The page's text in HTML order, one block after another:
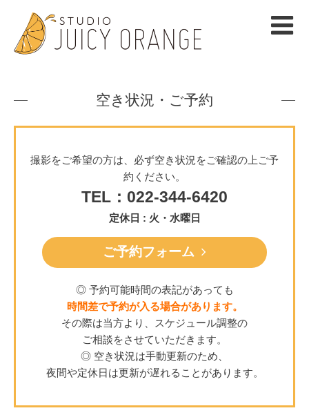
空き状況・ご予約
撮影をご希望の方は、必ず空き状況をご確認の上ご予
約ください。
TEL：022-344-6420
定休日 : 火・水曜日
ご予約フォーム
◎ 予約可能時間の表記があっても
時間差で予約が入る場合があります。
その際は当方より、スケジュール調整の
ご相談をさせていただきます。
◎ 空き状況は手動更新のため、
夜間や定休日は更新が遅れることがあります。